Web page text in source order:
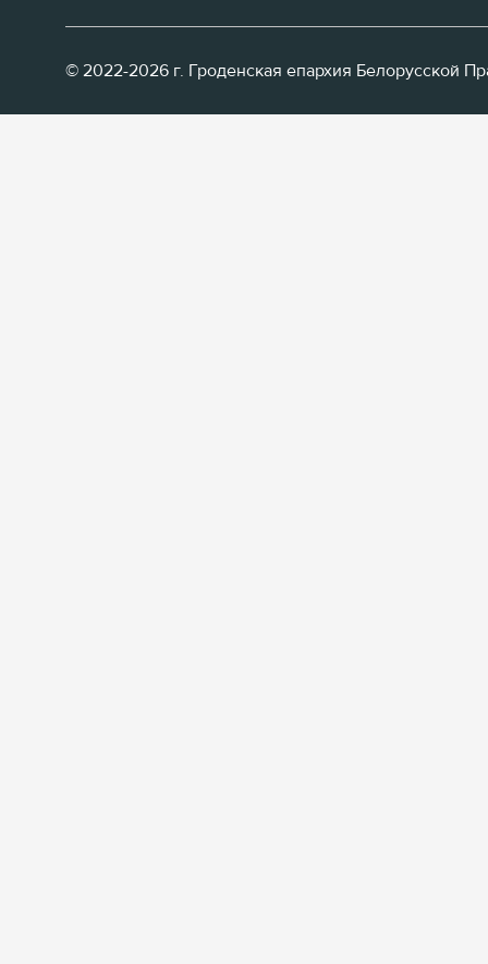
© 2022-2026 г. Гроденская епархия Белорусской